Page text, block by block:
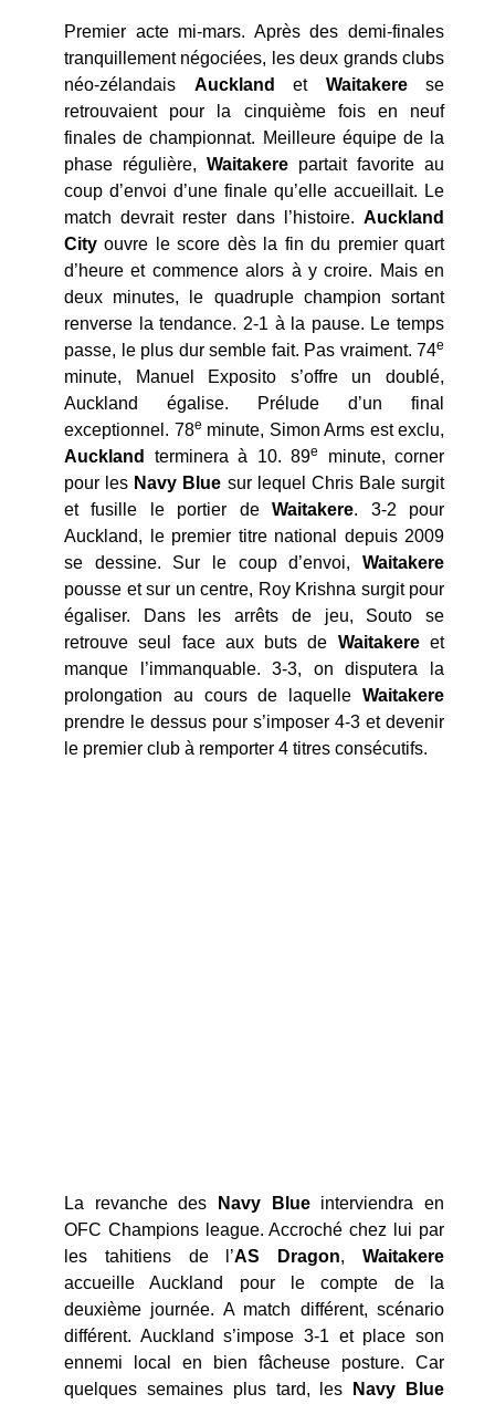
Premier acte mi-mars. Après des demi-finales
tranquillement négociées, les deux grands clubs
néo-zélandais Auckland et Waitakerese
retrouvaient pour la cinquième fois en neuf
finales de championnat. Meilleure équipe de la
phase régulière, Waitakere partait favorite au
coup d’envoi d’une finale qu’elle accueillait. Le
match devrait rester dans l’histoire. Auckland
City ouvre le score dès la fin du premier quart
d’heure et commence alors à y croire. Mais en
deux minutes, le quadruple champion sortant
renverse la tendance. 2-1 à la pause. Le temps
passe, le plus dur semble fait. Pas vraiment. 74e
minute, Manuel Exposito s’offre un doublé,
Auckland égalise. Prélude d’un final
exceptionnel. 78e minute, Simon Arms est exclu,
Auckland
terminera à 10. 89e
minute, corner
pour les Navy Blue sur lequel Chris Bale surgit
et fusille le portier deWaitakere. 3-2 pour
Auckland, le premier titre national depuis 2009
se dessine. Sur le coup d’envoi, Waitakere
pousse et sur un centre, Roy Krishna surgit pour
égaliser. Dans les arrêts de jeu, Souto se
retrouve seul face aux buts de Waitakereet
manque l’immanquable. 3-3, on disputera la
prolongation au cours de laquelle Waitakere
prendre le dessus pour s’imposer 4-3 et devenir
le premier club à remporter 4 titres consécutifs.
La revanche des Navy Blueinterviendra en
OFC Champions league. Accroché chez lui par
les tahitiens de l’AS Dragon,Waitakere
accueille Auckland pour le compte de la
deuxième journée. A match différent, scénario
différent. Auckland s’impose 3-1 et place son
ennemi local en bien fâcheuse posture. Car
quelques semaines plus tard, les
Navy Blue